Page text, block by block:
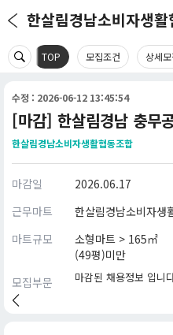
한살림경남소비자생
TOP 모집조건 상세
수정 : 2026-06-12 13:45:54
[마감] 한살림경남 충무
한살림경남소비자생활협동조합
마감일
2026.06.17
근무마트
한살림경남소비자생
마트규모
소형마트 > 165㎡
(49평)미만
모집부문
마감된 채용정보 입니